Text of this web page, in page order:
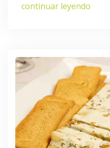
continuar leyendo